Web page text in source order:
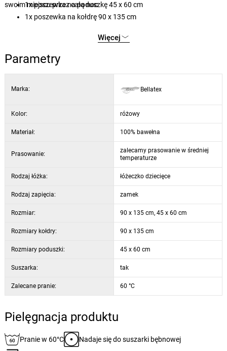
swoim miejscu przez całą noc.
1x poszewka na poduszkę 45 x 60 cm
1x poszewka na kołdrę 90 x 135 cm
Więcej
Parametry
Marka: Bellatex
Kolor: różowy
Materiał: 100% bawełna
Prasowanie:
zalecamy prasowanie w średniej
temperaturze
Rodzaj łóżka: łóżeczko dziecięce
Rodzaj zapięcia: zamek
Rozmiar: 90 x 135 cm, 45 x 60 cm
Rozmiary kołdry: 90 x 135 cm
Rozmiary poduszki: 45 x 60 cm
Suszarka: tak
Zalecane pranie: 60 °C
Pielęgnacja produktu
Pranie w 60°C
Nadaje się do suszarki bębnowej